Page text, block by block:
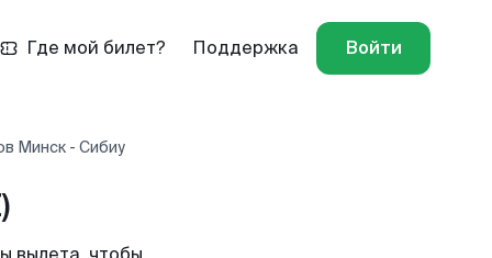
Где мой билет? Поддержка Войти
Минск - Сибиу